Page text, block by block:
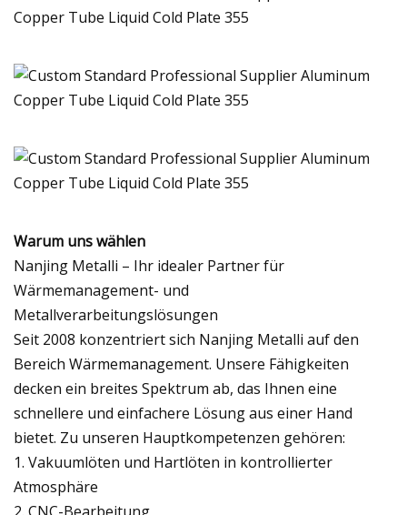
Warum uns wählen
Nanjing Metalli – Ihr idealer Partner für
Wärmemanagement- und
Metallverarbeitungslösungen
Seit 2008 konzentriert sich Nanjing Metalli auf den
Bereich Wärmemanagement. Unsere Fähigkeiten
decken ein breites Spektrum ab, das Ihnen eine
schnellere und einfachere Lösung aus einer Hand
bietet. Zu unseren Hauptkompetenzen gehören:
1. Vakuumlöten und Hartlöten in kontrollierter
Atmosphäre